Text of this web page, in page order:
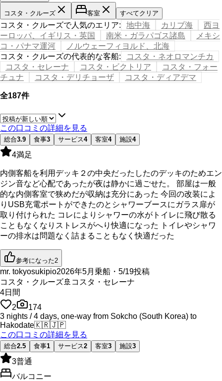
コスタ・クルーズ 客室 すべてクリア
コスタ・クルーズで人気のエリア: 地中海 カリブ海
西ヨ
ーロッパ、イギリス・英国
南米・ガラパゴス諸島
メキシ
コ・パナマ運河
ノルウェーフィヨルド、北海
コスタ・クルーズの代表的な客船:
コスタ・ネオロマンチカ
コスタ・セレーナ
コスタ・ビクトリア
コスタ・フォー
チュナ
コスタ・デリチョーザ コスタ・ディアデマ
全187件
この口コミの詳細を見る
総合3.9 食事3 サービス4 客室4 施設4
4満足
内側客船を利用デッキ２の中央だったしたのデッキのためエン
ジン音など心配であったが夜は静かに過ごせた。 部屋は一般
的な内側客室で狭めだが収納は充分にあった 今回の改装によ
りUSB充電ポートができたのとシャワーブースにガラス扉が
取り付けられた コレによりシャワーの水がトイレに飛び散る
こともなくなりストレスがへり快適になった トイレやシャワ
ーの排水は問題なく詰まることもなく快適だった
参考になった2
mr. tokyosukipio2026年5月乗船・5/19投稿
コスタ・クルーズ🚢 コスタ・セレーナ
4日間
2
174
3 nights / 4 days, one-way from Sokcho (South Korea) to
Hakodate🇰🇷🇯🇵
この口コミの詳細を見る
総合2.5 食事1 サービス2 客室3 施設3
3普通
バルコニー